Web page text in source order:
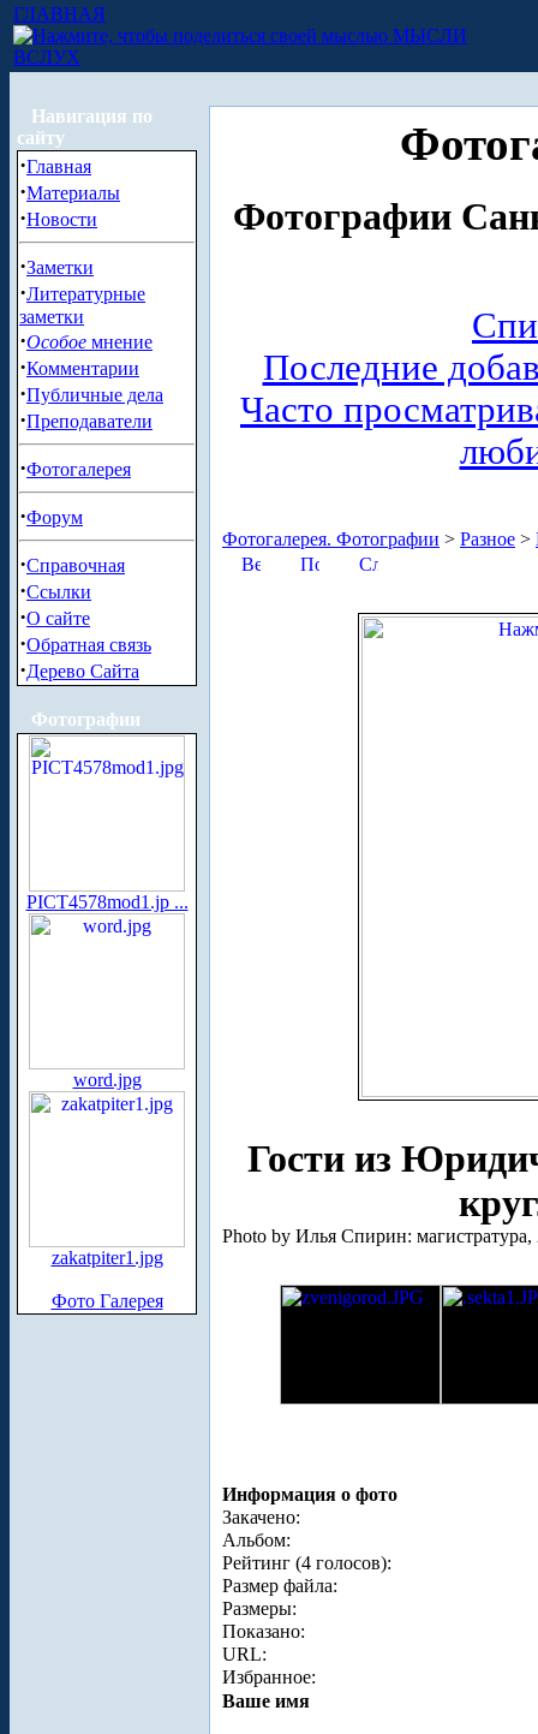
ГЛАВНАЯ
МЫСЛИ
ВСЛУХ
Навигация по
сайту
·Главная
·Материалы
·Новости
·Заметки
·Литературные
заметки
·Особое мнение
·Комментарии
·Публичные дела
·Преподаватели
·Фотогалерея
·Форум
·Справочная
·Ссылки
·О сайте
·Обратная связь
·Дерево Сайта
Фотографии
PICT4578mod1.jp ...
word.jpg
zakatpiter1.jpg
Фото Галерея
Фотографии
Последние
Часто
Фотогалерея. Фотографии > Разное >
Гости из
Photo by Илья Спирин: магистратура,
Информация о фото
Закачено:
Альбом:
Рейтинг (4 голосов):
Размер файла:
Размеры:
Показано:
URL:
Избранное:
Ваше имя